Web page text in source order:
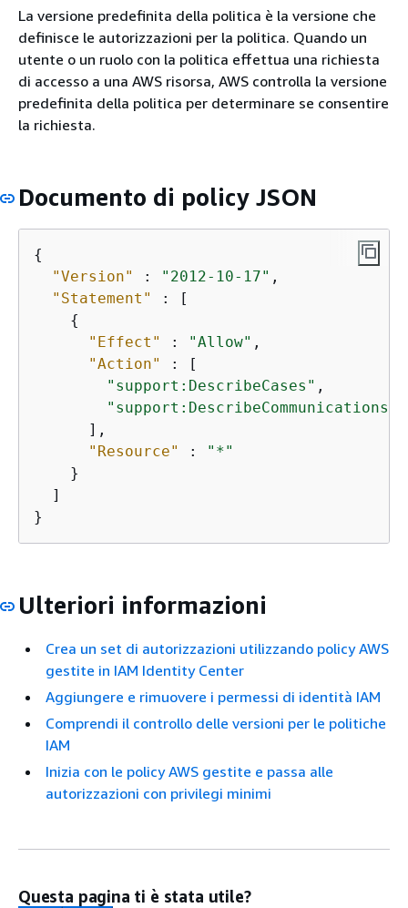
La versione predefinita della politica è la versione che
definisce le autorizzazioni per la politica. Quando un
utente o un ruolo con la politica effettua una richiesta
di accesso a una AWS risorsa, AWS controlla la versione
predefinita della politica per determinare se consentire
la richiesta.
Documento di policy JSON
{
"Version"
: "2012-10-17" ,
"Statement"
: [
{
"Effect"
: "Allow" ,
"Action"
: [
"support:DescribeCases" ,
"support:DescribeCommunications"
      ],
"Resource"
:
"*"
    }
  ]
}
Ulteriori informazioni
Crea un set di autorizzazioni utilizzando policy AWS
gestite in IAM Identity Center
Aggiungere e rimuovere i permessi di identità IAM
Comprendi il controllo delle versioni per le politiche
IAM
Inizia con le policy AWS gestite e passa alle
autorizzazioni con privilegi minimi
Questa pagina ti è stata utile?